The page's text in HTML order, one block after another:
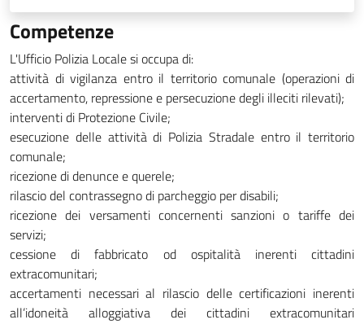
Competenze
L'Ufficio Polizia Locale si occupa di:
attività di vigilanza entro il territorio comunale (operazioni di
accertamento, repressione e persecuzione degli illeciti rilevati);
interventi di Protezione Civile;
esecuzione delle attività di Polizia Stradale entro il territorio
comunale;
ricezione di denunce e querele;
rilascio del contrassegno di parcheggio per disabili;
ricezione dei versamenti concernenti sanzioni o tariffe dei
servizi;
cessione di fabbricato od ospitalità inerenti cittadini
extracomunitari;
accertamenti necessari al rilascio delle certificazioni inerenti
all’idoneità alloggiativa dei cittadini extracomunitari